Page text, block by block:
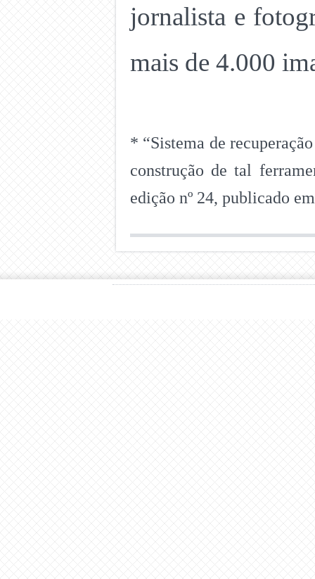
jornalista e
mais de 4.000
* “Sistema de
construção de tal
edição nº 24, publicado